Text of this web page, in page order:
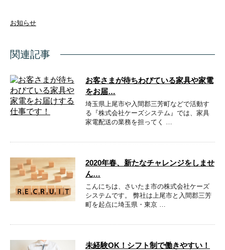
お知らせ
関連記事
お客さまが待ちわびている家具や家電
をお届…
埼玉県上尾市や入間郡三芳町などで活動す
る『株式会社ケーズシステム』では、家具
家電配送の業務を担ってく …
2020年春、新たなチャレンジをしませ
ん…
こんにちは、さいたま市の株式会社ケーズ
システムです。 弊社は上尾市と入間郡三芳
町を起点に埼玉県・東京 …
未経験OK！シフト制で働きやすい！